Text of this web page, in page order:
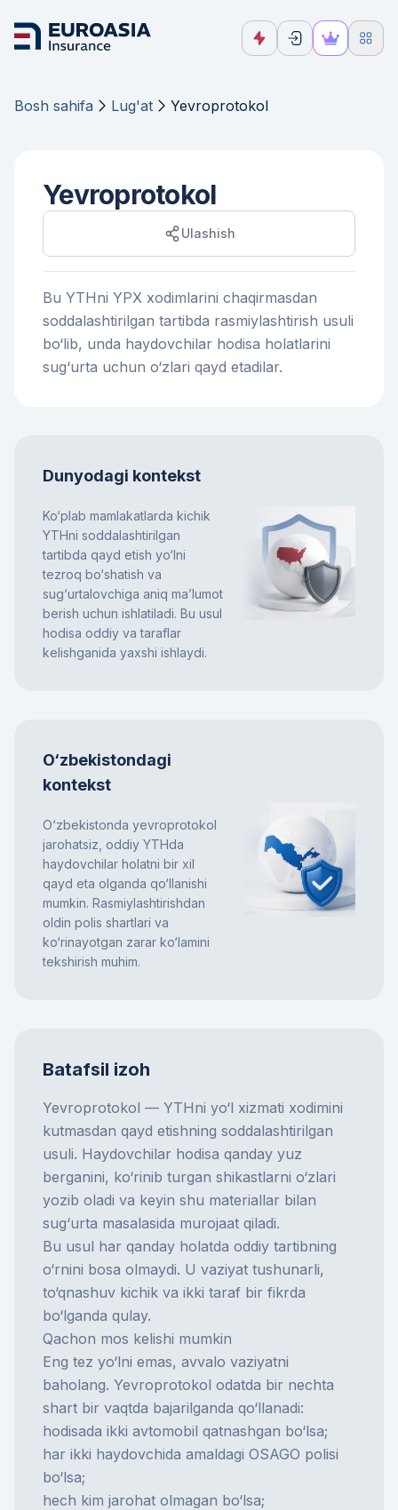
Bosh sahifa Lug'at Yevroprotokol
Yevroprotokol
Ulashish
Bu YTHni YPX xodimlarini chaqirmasdan
soddalashtirilgan tartibda rasmiylashtirish usuli
bo‘lib, unda haydovchilar hodisa holatlarini
sug‘urta uchun o‘zlari qayd etadilar.
Dunyodagi kontekst
Ko‘plab mamlakatlarda kichik
YTHni soddalashtirilgan
tartibda qayd etish yo‘lni
tezroq bo‘shatish va
sug‘urtalovchiga aniq ma’lumot
berish uchun ishlatiladi. Bu usul
hodisa oddiy va taraflar
kelishganida yaxshi ishlaydi.
O‘zbekistondagi
kontekst
O‘zbekistonda yevroprotokol
jarohatsiz, oddiy YTHda
haydovchilar holatni bir xil
qayd eta olganda qo‘llanishi
mumkin. Rasmiylashtirishdan
oldin polis shartlari va
ko‘rinayotgan zarar ko‘lamini
tekshirish muhim.
Batafsil izoh
Yevroprotokol — YTHni yo‘l xizmati xodimini
kutmasdan qayd etishning soddalashtirilgan
usuli. Haydovchilar hodisa qanday yuz
berganini, ko‘rinib turgan shikastlarni o‘zlari
yozib oladi va keyin shu materiallar bilan
sug‘urta masalasida murojaat qiladi.
Bu usul har qanday holatda oddiy tartibning
o‘rnini bosa olmaydi. U vaziyat tushunarli,
to‘qnashuv kichik va ikki taraf bir fikrda
bo‘lganda qulay.
Qachon mos kelishi mumkin
Eng tez yo‘lni emas, avvalo vaziyatni
baholang. Yevroprotokol odatda bir nechta
shart bir vaqtda bajarilganda qo‘llanadi:
hodisada ikki avtomobil qatnashgan bo‘lsa;
har ikki haydovchida amaldagi OSAGO polisi
bo‘lsa;
hech kim jarohat olmagan bo‘lsa;